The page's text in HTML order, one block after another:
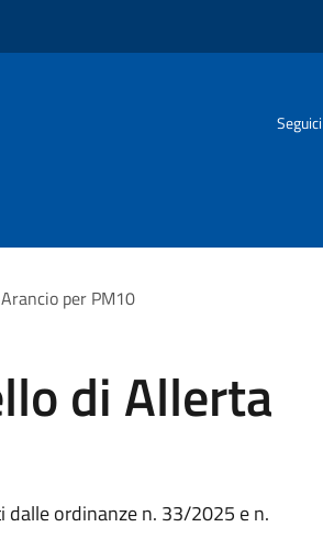
per PM10
di Allerta
ordinanze n. 33/2025 e n.